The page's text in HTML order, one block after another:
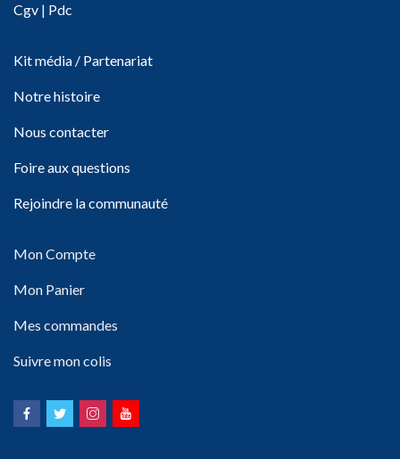
Cgv | Pdc
Kit média / Partenariat
Notre histoire
Nous contacter
Foire aux questions
Rejoindre la communauté
Mon Compte
Mon Panier
Mes commandes
Suivre mon colis